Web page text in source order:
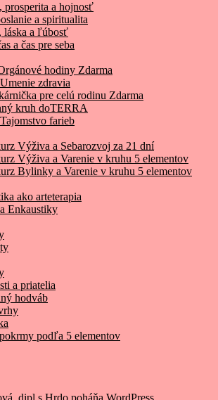
prosperita a hojnosť
a spiritualita
láska a ľúbosť
a čas pre seba
hodiny Zdarma
zdravia
pre celú rodinu Zdarma
kruh doTERRA
farieb
Výživa a Sebarozvoj za 21 dní
Výživa a Varenie v kruhu 5 elementov
Bylinky a Varenie v kruhu 5 elementov
ako arteterapia
Enkaustiky
a priatelia
hodváb
podľa 5 elementov